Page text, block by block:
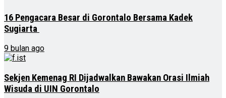
16 Pengacara Besar di Gorontalo Bersama Kadek
Sugiarta
9 bulan ago
Sekjen Kemenag RI Dijadwalkan Bawakan Orasi Ilmiah
Wisuda di UIN Gorontalo